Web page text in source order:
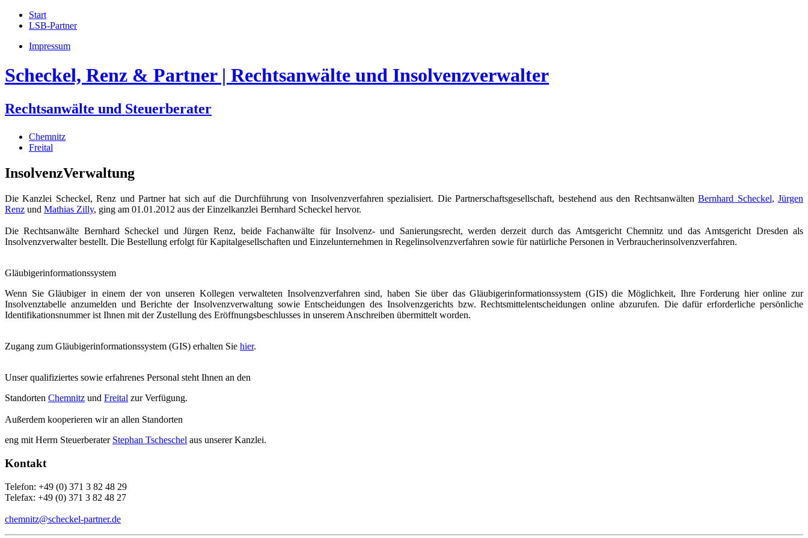
Start
LSB-Partner
Impressum
Scheckel, Renz & Partner | Rechtsanwälte und Insolvenzverwalter
Rechtsanwälte und Steuerberater
Chemnitz
Freital
InsolvenzVerwaltung
Die Kanzlei Scheckel, Renz und Partner hat sich auf die Durchführung von Insolvenzverfahren spezialisiert. Die Partnerschaftsgesellschaft, bestehend aus den RechtsanwältenBernhard Scheckel,Jürgen
Renz und Mathias Zilly, ging am 01.01.2012 aus der Einzelkanzlei Bernhard Scheckel hervor.
Die Rechtsanwälte Bernhard Scheckel und Jürgen Renz, beide Fachanwälte für Insolvenz- und Sanierungsrecht, werden derzeit durch das Amtsgericht Chemnitz und das Amtsgericht Dresden als
Insolvenzverwalter bestellt. Die Bestellung erfolgt für Kapitalgesellschaften und Einzelunternehmen in Regelinsolvenzverfahren sowie für natürliche Personen in Verbraucherinsolvenzverfahren.
Gläubigerinformationssystem
Wenn Sie Gläubiger in einem der von unseren Kollegen verwalteten Insolvenzverfahren sind, haben Sie über das Gläubigerinformationssystem (GIS) die Möglichkeit, Ihre Forderung hier online zur
Insolvenztabelle anzumelden und Berichte der Insolvenzverwaltung sowie Entscheidungen des Insolvenzgerichts bzw. Rechtsmittelentscheidungen online abzurufen. Die dafür erforderliche persönliche
Identifikationsnummer ist Ihnen mit der Zustellung des Eröffnungsbeschlusses in unserem Anschreiben übermittelt worden.
Zugang zum Gläubigerinformationssystem (GIS) erhalten Sie hier.
Unser qualifiziertes sowie erfahrenes Personal steht Ihnen an den
Standorten Chemnitz und Freital zur Verfügung.
Außerdem kooperieren wir an allen Standorten
eng mit Herrn Steuerberater Stephan Tscheschel aus unserer Kanzlei.
Kontakt
Telefon: +49 (0) 371 3 82 48 29
Telefax: +49 (0) 371 3 82 48 27
chemnitz@scheckel-partner.de